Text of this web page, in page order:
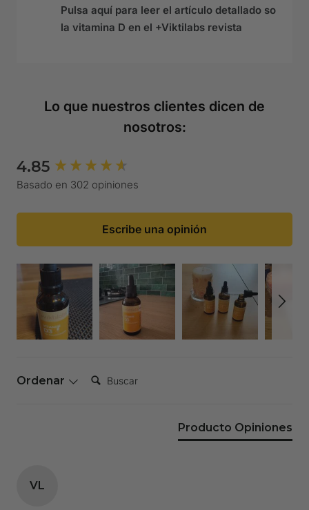
Pulsa aquí para leer el artículo detallado sobre
la vitamina D en el +Viktilabs revista
Lo que nuestros clientes dicen de
nosotros:
4.85
Basado en 302 opiniones
Escribe una opinión
Ordenar Buscar:
Producto Opiniones
VL
New content loaded